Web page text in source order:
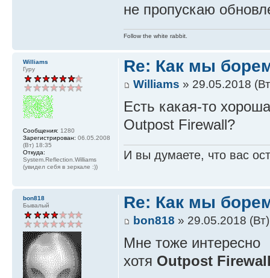
не пропускаю
Follow the white rabbit.
Williams
Гуру
Сообщения: 1280
Зарегистрирован: 06.05.2008
(Вт) 18:35
Откуда:
System.Reflection.Williams
(увидел себя в зеркале :))
Re: Как мы
Williams » 29.05.2018
Есть какая-то
Outpost Firewall?
И вы думаете, что вас
bon818
Бывалый
Re: Как мы
bon818 » 29.05.2018
Мне тоже интересно
хотя Outpost